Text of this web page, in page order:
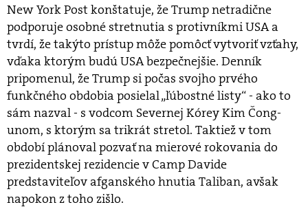
New York Post konštatuje, že Trump netradične
podporuje osobné stretnutia s protivníkmi USA a
tvrdí, že takýto prístup môže pomôcť vytvoriť vzťahy,
vďaka ktorým budú USA bezpečnejšie. Denník
pripomenul, že Trump si počas svojho prvého
funkčného obdobia posielal „ľúbostné listy“ - ako to
sám nazval - s vodcom Severnej Kórey Kim Čong-
unom, s ktorým sa trikrát stretol. Taktiež v tom
období plánoval pozvať na mierové rokovania do
prezidentskej rezidencie v Camp Davide
predstaviteľov afganského hnutia Taliban, avšak
napokon z toho zišlo.